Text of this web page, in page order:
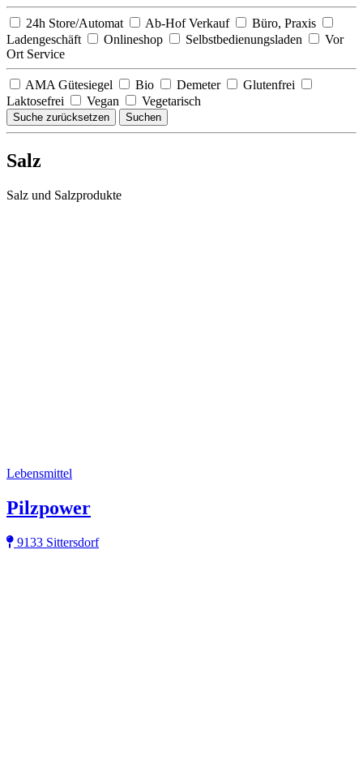
24h Store/Automat Ab-Hof Verkauf
Büro, Praxis
Ladengeschäft
Onlineshop Selbstbedienungsladen
Vor
Ort Service
AMA Gütesiegel Bio Demeter
Glutenfrei
Laktosefrei
Vegan Vegetarisch
Suche zurücksetzen Suchen
Salz
Salz und Salzprodukte
Lebensmittel
Pilzpower
9133 Sittersdorf